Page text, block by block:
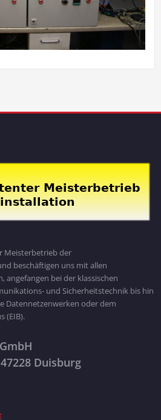
Meisterbetrieb der
beschäftigen uns mit allen
angefangen bei der klassischen
und Sicherheitstechnik bis hin
Datennetzenwerken oder dem
(EIB).
Duisburg